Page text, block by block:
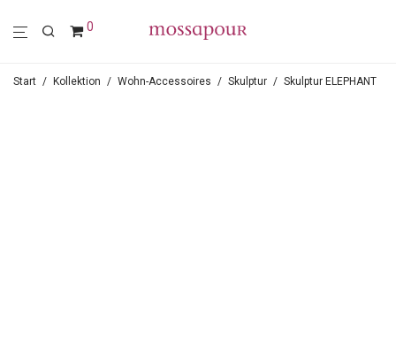
0
Start / Kollektion / Wohn-Accessoires / Skulptur / Skulptur ELEPHANT